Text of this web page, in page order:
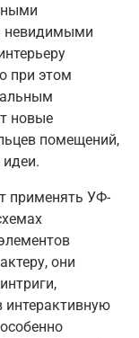
невидимыми
при этом
новые
помещений,
применять УФ-
они
интерактивную